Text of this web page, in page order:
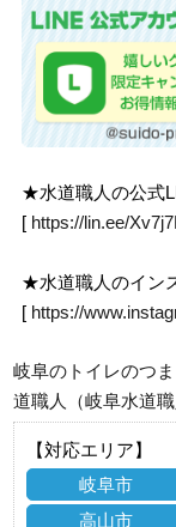
★水道職人の公式
[ https://lin.ee/
★水道職人のイン
[ https://
岐阜のトイレのつ
道職人（岐阜水道職
【対応エリア】
岐阜市
高山市